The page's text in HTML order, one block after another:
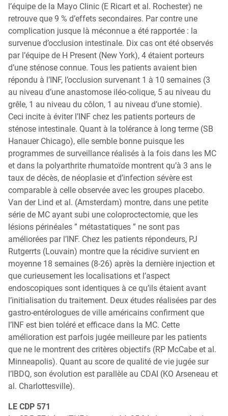
l’équipe de la Mayo Clinic (E Ricart et al. Rochester) ne
retrouve que 9 % d’effets secondaires. Par contre une
complication jusque là méconnue a été rapportée : la
survenue d’occlusion intestinale. Dix cas ont été observés
par l’équipe de H Present (New York), 4 étaient porteurs
d’une sténose connue. Tous les patients avaient bien
répondu à l’INF, l’occlusion survenant 1 à 10 semaines (3
au niveau d’une anastomose iléo-colique, 5 au niveau du
grêle, 1 au niveau du côlon, 1 au niveau d’une stomie).
Ceci incite à éviter l’INF chez les patients porteurs de
sténose intestinale. Quant à la tolérance à long terme (SB
Hanauer Chicago), elle semble bonne puisque les
programmes de surveillance réalisés à la fois dans les MC
et dans la polyarthrite rhumatoïde montrent qu’à 3 ans le
taux de décès, de néoplasie et d’infection sévère est
comparable à celle observée avec les groupes placebo.
Van der Lind et al. (Amsterdam) montre, dans une petite
série de MC ayant subi une coloproctectomie, que les
lésions périnéales ” métastatiques ” ne sont pas
améliorées par l’INF. Chez les patients répondeurs, PJ
Rutgerrts (Louvain) montre que la récidive survient en
moyenne 18 semaines (8-26) après la dernière injection et
que curieusement les localisations et l’aspect
endoscopiques sont identiques à ce qu’ils étaient avant
l’initialisation du traitement. Deux études réalisées par des
gastro-entérologues de ville américains confirment que
l’INF est bien toléré et efficace dans la MC. Cette
amélioration est parfois jugée meilleure par les patients
que ne le montrent des critères objectifs (RP McCabe et al.
Minneapolis). Quant au score de qualité de vie jugée sur
l’IBDQ, son évolution est parallèle au CDAI (KO Arseneau et
al. Charlottesville).
LE CDP 571